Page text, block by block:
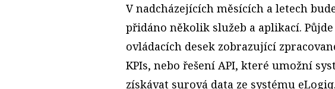
V nadcházejících měsících a letech
přidáno několik služeb a aplikací.
ovládacích desek zobrazující
KPIs, nebo řešení API, které umožní
získávat surová data ze systému